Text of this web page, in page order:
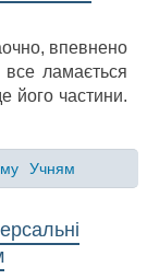
впевнено
ламається
його частини.
Учням